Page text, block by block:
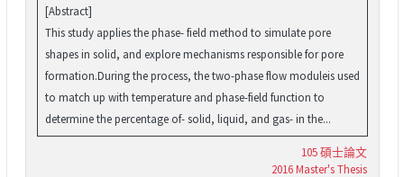
[Abstract]
This study applies the phase- field method to simulate pore
shapes in solid, and explore mechanisms responsible for pore
formation.During the process, the two-phase flow moduleis used
to match up with temperature and phase-field function to
determine the percentage of- solid, liquid, and gas- in the...
105 碩士論文
2016 Master's Thesis